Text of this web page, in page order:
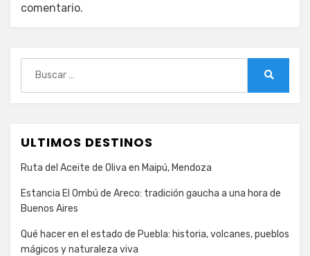
comentario.
ULTIMOS DESTINOS
Ruta del Aceite de Oliva en Maipú, Mendoza
Estancia El Ombú de Areco: tradición gaucha a una hora de
Buenos Aires
Qué hacer en el estado de Puebla: historia, volcanes, pueblos
mágicos y naturaleza viva